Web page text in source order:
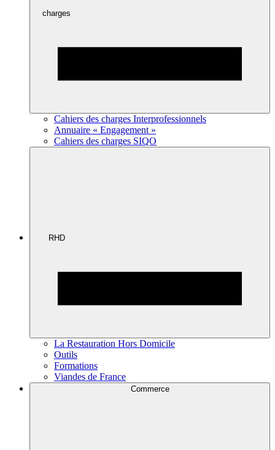
charges
Cahiers des charges Interprofessionnels
Annuaire « Engagement »
Cahiers des charges SIQO
RHD
La Restauration Hors Domicile
Outils
Formations
Viandes de France
Commerce